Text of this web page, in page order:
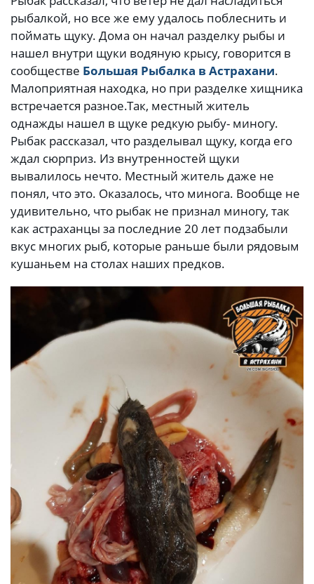
рыбалкой, но все же ему удалось поблеснить и
поймать щуку. Дома он начал разделку рыбы и
нашел внутри щуки водяную крысу, говорится в
сообществе Большая Рыбалка в Астрахани.
Малоприятная находка, но при разделке хищника
встречается разное.Так, местный житель
однажды нашел в щуке редкую рыбу- миногу.
Рыбак рассказал, что разделывал щуку, когда его
ждал сюрприз. Из внутренностей щуки
вывалилось нечто. Местный житель даже не
понял, что это. Оказалось, что минога. Вообще не
удивительно, что рыбак не признал миногу, так
как астраханцы за последние 20 лет подзабыли
вкус многих рыб, которые раньше были рядовым
кушаньем на столах наших предков.